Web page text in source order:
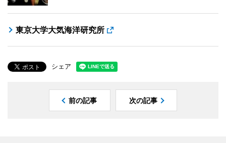
東京大学大気海洋研究所
シェア
前の記事 次の記事